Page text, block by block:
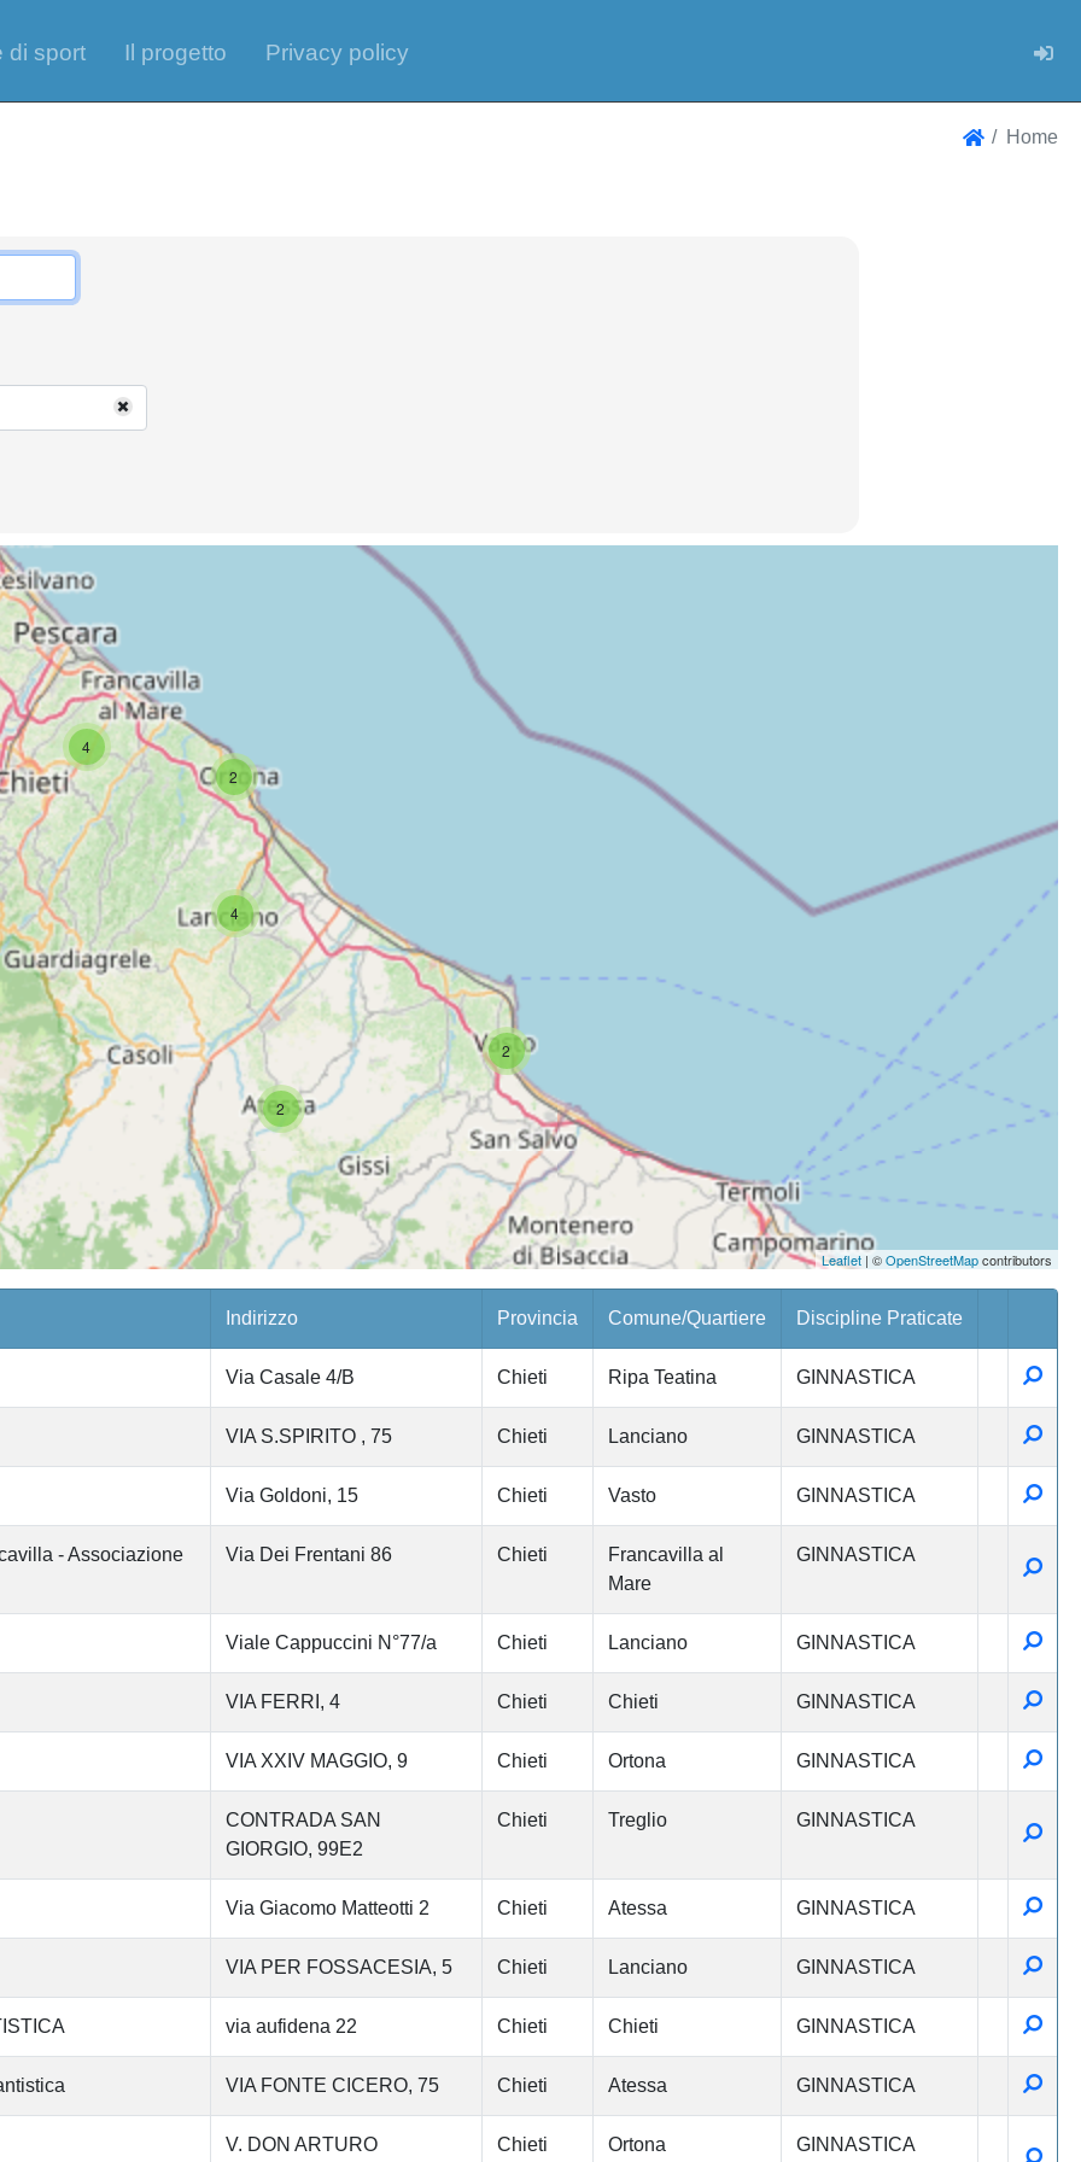
di sport Il progetto Privacy policy
Home
4
4
2
2
2
Leaflet| ©OpenStreetMapcontributors
Indirizzo Provincia Comune/Quartiere Discipline Praticate
Via Casale 4/B Chieti Ripa Teatina GINNASTICA
VIA S.SPIRITO , 75 Chieti Lanciano GINNASTICA
Via Goldoni, 15 Chieti Vasto GINNASTICA
- Associazione Via Dei Frentani 86 Chieti
Francavilla al
Mare
GINNASTICA
Viale Cappuccini N°77/a Chieti Lanciano GINNASTICA
VIA FERRI, 4 Chieti Chieti GINNASTICA
VIA XXIV MAGGIO, 9 Chieti Ortona GINNASTICA
CONTRADA SAN
GIORGIO, 99E2
Chieti Treglio GINNASTICA
Via Giacomo Matteotti 2 Chieti Atessa GINNASTICA
VIA PER FOSSACESIA, 5 Chieti Lanciano GINNASTICA
via aufidena 22 Chieti Chieti GINNASTICA
VIA FONTE CICERO, 75 Chieti Atessa GINNASTICA
V. DON ARTURO Chieti Ortona GINNASTICA